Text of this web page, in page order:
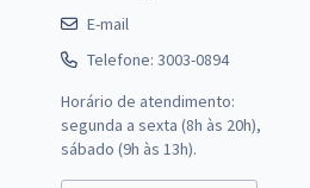
E-mail
Telefone: 3003-0894
Horário de atendimento:
segunda a sexta (8h às 20h),
sábado (9h às 13h).